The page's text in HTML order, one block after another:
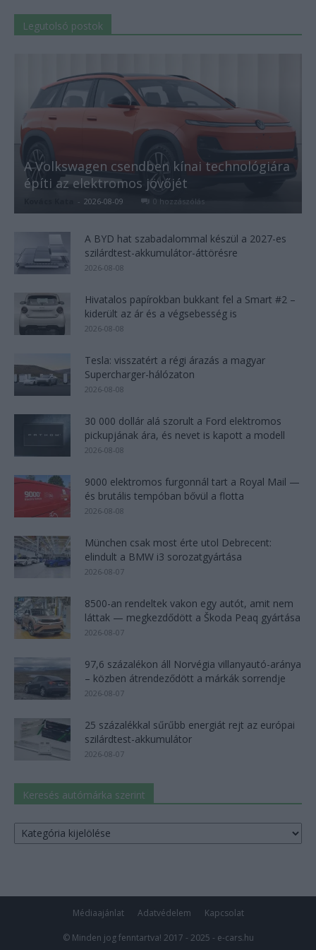
Legutolsó postok
A Volkswagen csendben kínai technológiára
építi az elektromos jövőjét
- 2026-08-09 0 hozzászólás
A BYD hat szabadalommal készül a 2027-es
szilárdtest-akkumulátor-áttörésre
2026-08-08
Hivatalos papírokban bukkant fel a Smart #2 –
kiderült az ár és a végsebesség is
2026-08-08
Tesla: visszatért a régi árazás a magyar
Supercharger-hálózaton
2026-08-08
30 000 dollár alá szorult a Ford elektromos
pickupjának ára, és nevet is kapott a modell
2026-08-08
9000 elektromos furgonnál tart a Royal Mail —
és brutális tempóban bővül a flotta
2026-08-08
München csak most érte utol Debrecent:
elindult a BMW i3 sorozatgyártása
2026-08-07
8500-an rendeltek vakon egy autót, amit nem
láttak — megkezdődött a Škoda Peaq gyártása
2026-08-07
97,6 százalékon áll Norvégia villanyautó-aránya
– közben átrendeződött a márkák sorrendje
2026-08-07
25 százalékkal sűrűbb energiát rejt az európai
szilárdtest-akkumulátor
2026-08-07
Keresés autómárka szerint
Keresés
autómárka
Médiaajánlat Adatvédelem Kapcsolat
© Minden jog fenntartva! 2017 - 2025 - e-cars.hu